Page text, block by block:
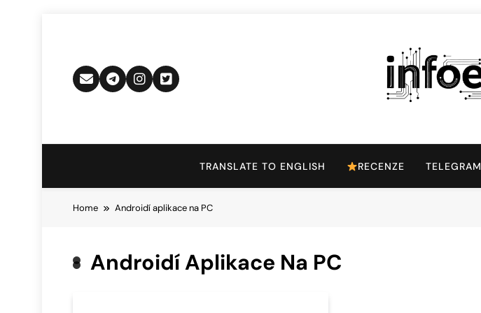
Infoek.cz
TRANSLATE TO ENGLISH RECENZE TELEGRAM
Home Androidí aplikace na PC
Androidí Aplikace Na PC